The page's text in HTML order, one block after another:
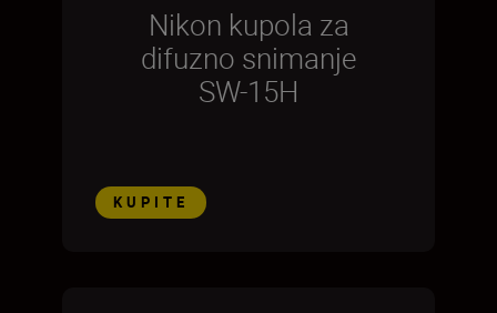
Nikon kupola za
difuzno snimanje
SW-15H
KUPITE